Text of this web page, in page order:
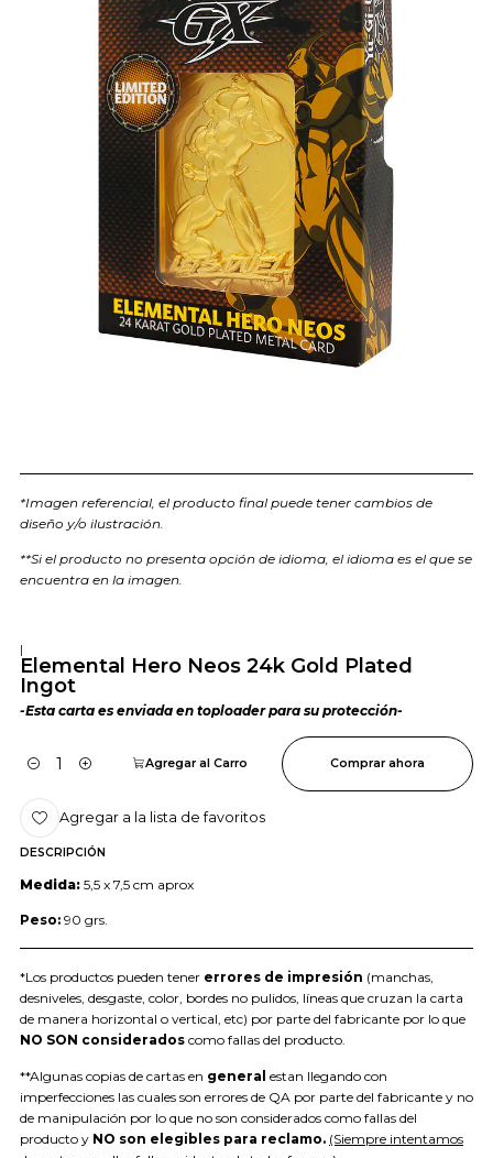
*Imagen referencial, el producto final puede tener cambios de
diseño y/o ilustración.
**Si el producto no presenta opción de idioma, el idioma es el que se
encuentra en la imagen.
|
Elemental Hero Neos 24k Gold Plated
Ingot
-Esta carta es enviada en toploader para su protección-
Cantidad
Agregar al Carro Comprar ahora
Agregar a la lista de favoritos
DESCRIPCIÓN
Medida: 5,5 x 7,5 cm aprox
Peso: 90 grs.
*Los productos pueden tener errores de impresión (manchas,
desniveles, desgaste, color, bordes no pulidos, líneas que cruzan la carta
de manera horizontal o vertical, etc) por parte del fabricante por lo que
NO SON considerados como fallas del producto.
**Algunas copias de cartas en general estan llegando con
imperfecciones las cuales son errores de QA por parte del fabricante y no
de manipulación por lo que no son considerados como fallas del
producto y NO son elegibles para reclamo. (Siempre intentamos